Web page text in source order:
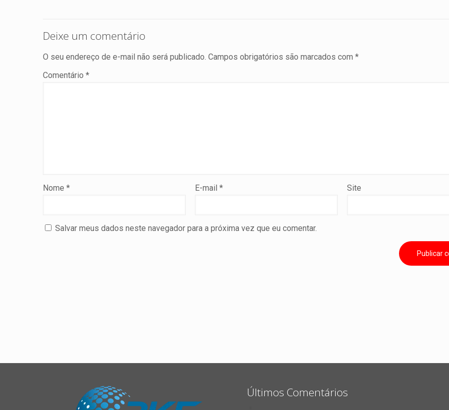
Deixe um comentário
O seu endereço de e-mail não será publicado. Campos obrigatórios são marcados com *
Comentário *
Nome * E-mail* Site
Salvar meus dados neste navegador para a próxima vez que eu comentar.
Últimos Comentários